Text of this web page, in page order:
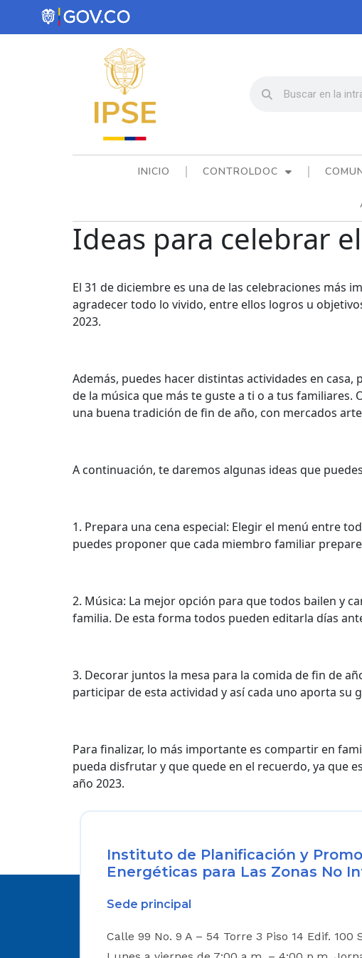
INICIO CONTROLDOC
Ideas para celebrar
El 31 de diciembre es una de las celebraciones más
agradecer todo lo vivido, entre ellos logros u
2023.
Además, puedes hacer distintas actividades en
de la música que más te guste a ti o a tus familiares.
una buena tradición de fin de año, con mercados
A continuación, te daremos algunas ideas que
1. Prepara una cena especial: Elegir el menú entre
puedes proponer que cada miembro familiar
2. Música: La mejor opción para que todos bailen y
familia. De esta forma todos pueden editarla días
3. Decorar juntos la mesa para la comida de fin de
participar de esta actividad y así cada uno aporta
Para finalizar, lo más importante es compartir en
pueda disfrutar y que quede en el recuerdo, ya que
año 2023.
Instituto de Planificación y
Energéticas para Las Zonas No
Sede principal
Calle 99 No. 9 A – 54 Torre 3 Piso 14 Edif. 100